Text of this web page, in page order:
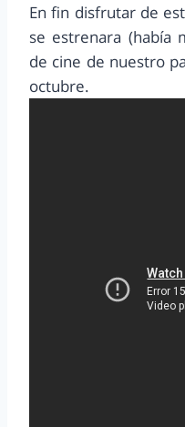
En fin disfrutar de
se estrenara (había
de cine de nuestro
octubre.